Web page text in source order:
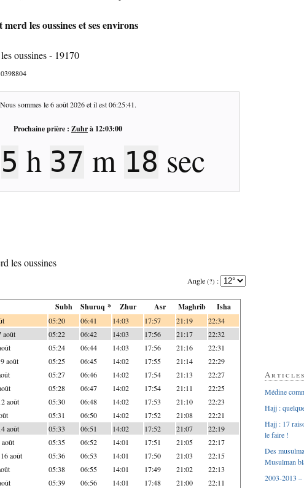
les oussines et ses environs
oussines - 19170
Nous sommes le6 août 2026et il est06:25:42.
Prochaine prière : Zuhrà 12:03:00
5 h 37 m 17 sec
les oussines
Angle (?) :
Subh Shuruq * Zhur Asr Maghrib Isha
05:20 06:41 14:03 17:57 21:19 22:34
août 05:22 06:42 14:03 17:56 21:17 22:32
05:24 06:44 14:03 17:56 21:16 22:31
août 05:25 06:45 14:02 17:55 21:14 22:29
05:27 06:46 14:02 17:54 21:13 22:27
05:28 06:47 14:02 17:54 21:11 22:25
août 05:30 06:48 14:02 17:53 21:10 22:23
05:31 06:50 14:02 17:52 21:08 22:21
août 05:33 06:51 14:02 17:52 21:07 22:19
août 05:35 06:52 14:01 17:51 21:05 22:17
août 05:36 06:53 14:01 17:50 21:03 22:15
05:38 06:55 14:01 17:49 21:02 22:13
05:39 06:56 14:01 17:48 21:00 22:11
Médine
Hajj :
Hajj : 17
le faire !
Des
Musulman
2003-2013 –